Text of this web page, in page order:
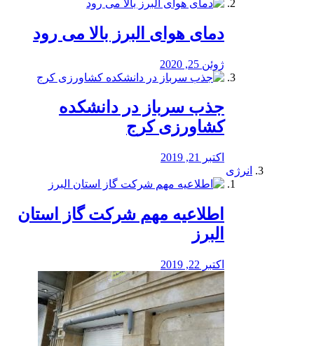
دمای هوای البرز بالا می رود
ژوئن 25, 2020
جذب سرباز در دانشکده
کشاورزی کرج
اکتبر 21, 2019
انرژی
️اطلاعیه مهم شرکت گاز استان
البرز
اکتبر 22, 2019